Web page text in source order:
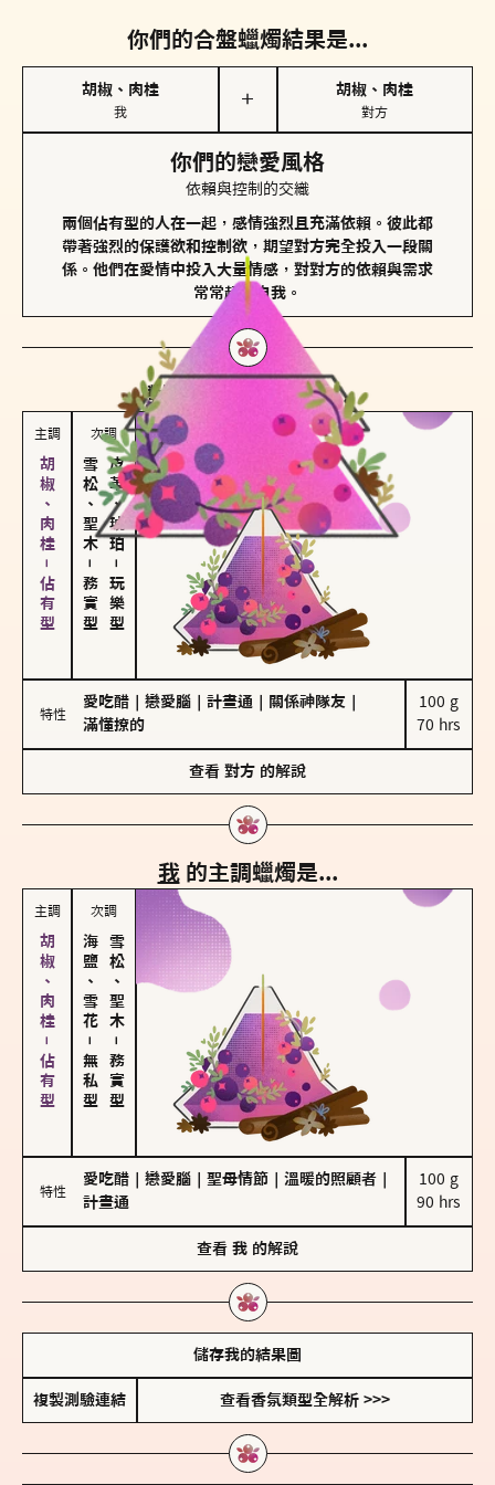
你們的合盤蠟燭結果是...
胡椒、肉桂
我
＋
胡椒、肉桂
對方
你們的戀愛風格
依賴與控制的交織
兩個佔有型的人在一起，感情強烈且充滿依賴。彼此都
帶著強烈的保護欲和控制欲，期望對方完全投入一段關
係。他們在愛情中投入大量情感，對對方的依賴與需求
常常超越自我。
對方 的主調蠟燭是...
主調
胡椒、肉桂－佔有型
次調
雪松、聖木
－
務實型
皮革、琥珀
－
玩樂型
特性
愛吃醋 戀愛腦 計畫通 關係神隊友
滿懂撩的
100 g
70 hrs
查看 對方 的解說
我 的主調蠟燭是...
主調
胡椒、肉桂－佔有型
次調
海鹽、雪花
－
無私型
雪松、聖木
－
務實型
特性
愛吃醋 戀愛腦 聖母情節 溫暖的照顧者
計畫通
100 g
90 hrs
查看 我 的解說
儲存我的結果圖
複製測驗連結 查看香氛類型全解析 >>>